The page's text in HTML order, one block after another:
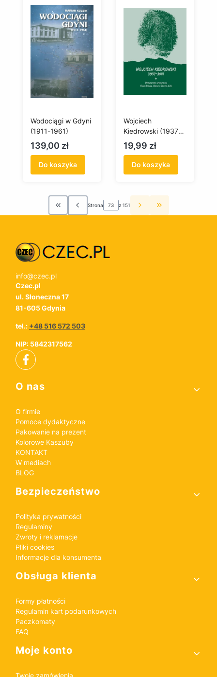
Wodociągi w Gdyni
(1911-1961)
Cena
139,00 zł
Do koszyka
Wojciech
Kiedrowski (1937-
2011). Działalność
wydawnicza: Kara
Remusa, Arkun i
Oficyna Czëc
Cena
19,99 zł
Do koszyka
Wróć do pierwszej strony z produktami
Strona z 151 Przejdź do
info@czec.pl
Czec.pl
ul. Słoneczna 17
81-605 Gdynia
tel.: +48 516 572 503
NIP: 5842317562
Linki w stopce
O nas
O firmie
Pomoce dydaktyczne
Pakowanie na prezent
Kolorowe Kaszuby
KONTAKT
W mediach
BLOG
Bezpieczeństwo
Polityka prywatności
Regulaminy
Zwroty i reklamacje
Pliki cookies
Informacje dla konsumenta
Obsługa klienta
Formy płatności
Regulamin kart podarunkowych
Paczkomaty
FAQ
Moje konto
Twoje zamówienia